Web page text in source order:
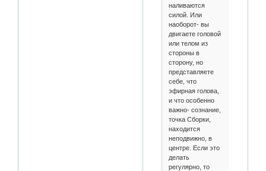
наливаются
силой. Или
наоборот- вы
двигаете головой
или телом из
стороны в
сторону, но
представляете
себе, что
эфирная голова,
и что особенно
важно- сознание,
точка Сборки,
находится
неподвижно, в
центре. Если это
делать
регулярно, то